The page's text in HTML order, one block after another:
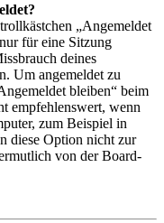
„Angemeldet
für eine Sitzung
deines
Um angemeldet zu
bleiben“ beim
empfehlenswert, wenn
zum Beispiel in
diese Option nicht zur
von der Board-